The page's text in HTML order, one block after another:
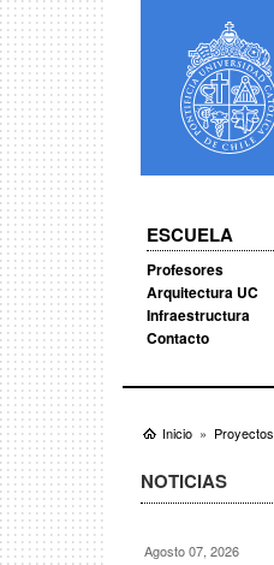
ESCUELA
Profesores
Arquitectura UC
Infraestructura
Contacto
Inicio Proyectos
NOTICIAS
Agosto 07, 2026